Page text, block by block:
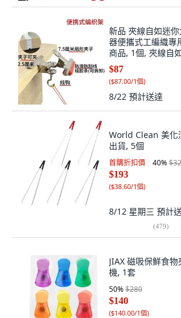
新品 夾線自如迷
器便攜式工編織專
商品, 1個, 夾線自
繩神器便攜式, N/A
$87
($87.00/1個)
8/22 預計送達
World Clean 美化
出貨, 5個
首購折扣價 40%
$193
($38.60/1個)
8/12 星期三 預計
(479)
JIAX 磁吸保鮮食
機, 1套
50%$280
$140
($140.00/1個)